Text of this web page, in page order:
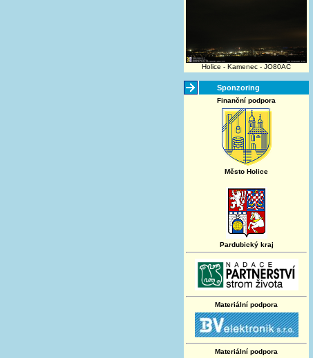
Holice - Kamenec - JO80AC
Sponzoring
Finanční podpora
Město Holice
Pardubický kraj
Materiální podpora
Materiální podpora